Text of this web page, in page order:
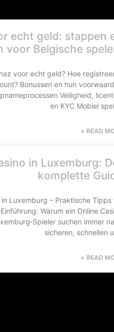
echt geld: stappen
voor Belgische
voor echt geld? Hoe
Bonussen en hun
Veiligheid,
en KYC Mobiel
READ
in Luxemburg:
komplette
in Luxemburg – Praktische Tipps
Warum ein Online
suchen immer
sicheren, schnellen
READ